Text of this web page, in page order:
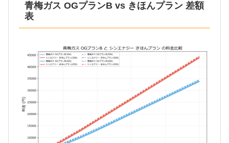
青梅ガス OGプランB vs きほんプラン 差額
表